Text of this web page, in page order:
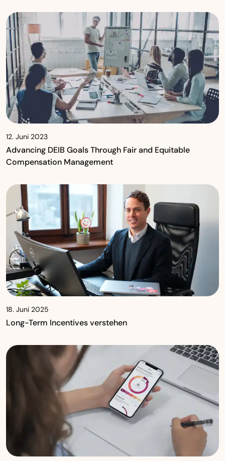
12. Juni 2023
Advancing DEIB Goals Through Fair and Equitable
Compensation Management
18. Juni 2025
Long-Term Incentives verstehen